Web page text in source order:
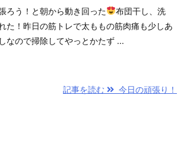
ろう！と朝から動き回った
布団干し、洗
！昨日の筋トレで太ももの筋肉痛も少しあ
なので掃除してやっとかたず ...
記事を読む 今日の頑張り！